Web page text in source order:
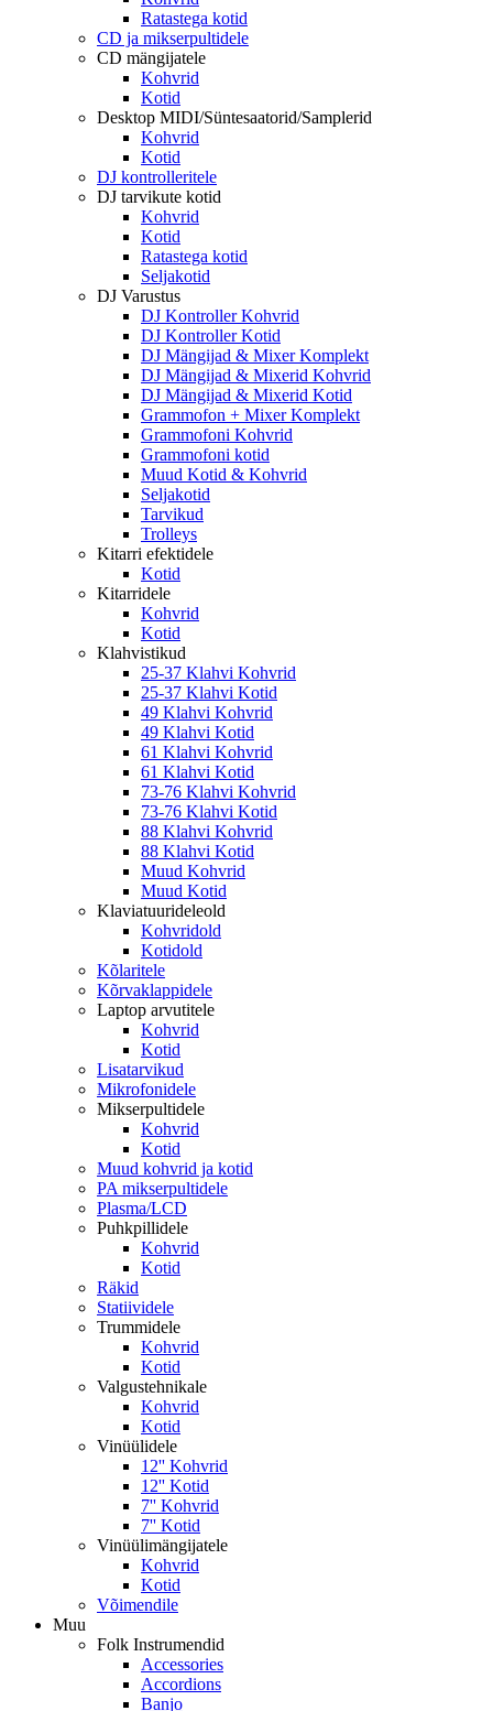
Ratastega kotid
CD ja mikserpultidele
CD mängijatele
Kohvrid
Kotid
Desktop MIDI/Süntesaatorid/Samplerid
Kohvrid
Kotid
DJ kontrolleritele
DJ tarvikute kotid
Kohvrid
Kotid
Ratastega kotid
Seljakotid
DJ Varustus
DJ Kontroller Kohvrid
DJ Kontroller Kotid
DJ Mängijad & Mixer Komplekt
DJ Mängijad & Mixerid Kohvrid
DJ Mängijad & Mixerid Kotid
Grammofon + Mixer Komplekt
Grammofoni Kohvrid
Grammofoni kotid
Muud Kotid & Kohvrid
Seljakotid
Tarvikud
Trolleys
Kitarri efektidele
Kotid
Kitarridele
Kohvrid
Kotid
Klahvistikud
25-37 Klahvi Kohvrid
25-37 Klahvi Kotid
49 Klahvi Kohvrid
49 Klahvi Kotid
61 Klahvi Kohvrid
61 Klahvi Kotid
73-76 Klahvi Kohvrid
73-76 Klahvi Kotid
88 Klahvi Kohvrid
88 Klahvi Kotid
Muud Kohvrid
Muud Kotid
Klaviatuurideleold
Kohvridold
Kotidold
Kõlaritele
Kõrvaklappidele
Laptop arvutitele
Kohvrid
Kotid
Lisatarvikud
Mikrofonidele
Mikserpultidele
Kohvrid
Kotid
Muud kohvrid ja kotid
PA mikserpultidele
Plasma/LCD
Puhkpillidele
Kohvrid
Kotid
Räkid
Statiividele
Trummidele
Kohvrid
Kotid
Valgustehnikale
Kohvrid
Kotid
Vinüülidele
12'' Kohvrid
12'' Kotid
7'' Kohvrid
7'' Kotid
Vinüülimängijatele
Kohvrid
Kotid
Võimendile
Muu
Folk Instrumendid
Accessories
Accordions
Banjo